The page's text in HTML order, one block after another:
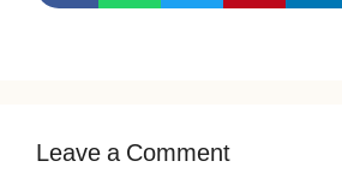
Leave a Comment